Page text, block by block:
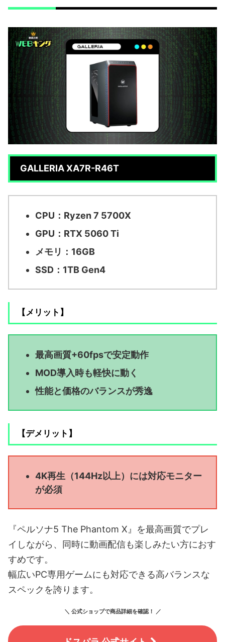
GALLERIA XA7R-R46T
CPU：Ryzen 7 5700X
GPU：RTX 5060 Ti
メモリ：16GB
SSD：1TB Gen4
【メリット】
最高画質+60fpsで安定動作
MOD導入時も軽快に動く
性能と価格のバランスが秀逸
【デメリット】
4K再生（144Hz以上）には対応モニター
が必須
『ペルソナ5 The Phantom X』を最高画質でプレ
イしながら、同時に動画配信も楽しみたい方におす
すめです。
幅広いPC専用ゲームにも対応できる高バランスな
スペックを誇ります。
＼ 公式ショップで商品詳細を確認！ ／